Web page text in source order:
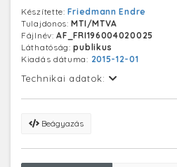
Készítette:Friedmann Endre
Tulajdonos:MTI/MTVA
Fájlnév:AF_FRI196004020025
Láthatóság:publikus
Kiadás dátuma: 2015-12-01
Technikai adatok:
Beágyazás